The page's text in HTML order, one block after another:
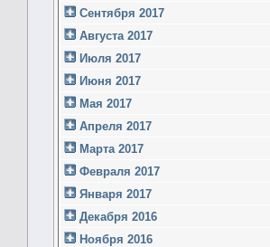
Сентября 2017
Августа 2017
Июля 2017
Июня 2017
Мая 2017
Апреля 2017
Марта 2017
Февраля 2017
Января 2017
Декабря 2016
Ноября 2016